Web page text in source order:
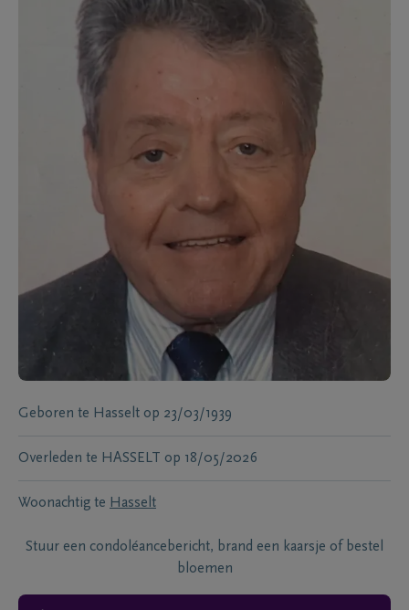
Geboren te Hasselt op 23/03/1939
Overleden te HASSELT op 18/05/2026
Woonachtig te Hasselt
Stuur een condoléancebericht, brand een kaarsje of bestel
bloemen